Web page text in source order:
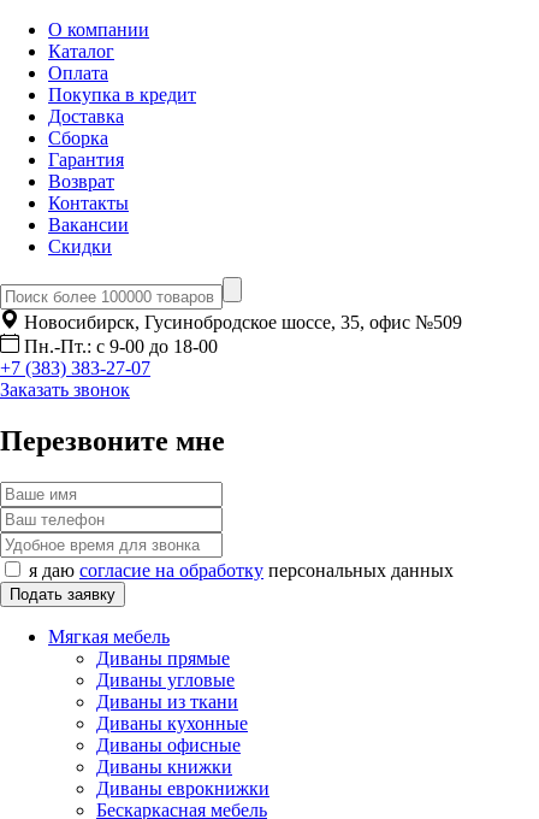
О компании
Каталог
Оплата
Покупка в кредит
Доставка
Сборка
Гарантия
Возврат
Контакты
Вакансии
Скидки
Новосибирск, Гусинобродское шоссе, 35, офис №509
Пн.-Пт.: с 9-00 до 18-00
+7 (383) 383-27-07
Заказать звонок
Перезвоните мне
я даю согласие на обработку персональных данных
Мягкая мебель
Диваны прямые
Диваны угловые
Диваны из ткани
Диваны кухонные
Диваны офисные
Диваны книжки
Диваны еврокнижки
Бескаркасная мебель